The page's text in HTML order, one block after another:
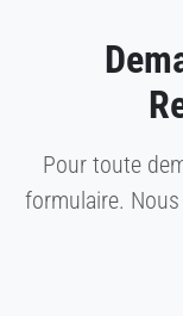
Pour toute
formulaire.